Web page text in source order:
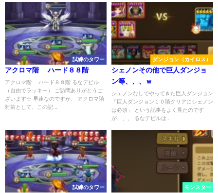
試練のタワー
アクロマ階 ハード８８階
アクロマ階 ハード８８階 るなデビル
（自由でラッキー） ご訪問ありがとうご
ざいます☆ 早速なのですが、 アクロマ階
対策として、この記...
ダンジョン（カイロス）
シェノンその他で巨人ダンジョ
ン等、、、ｗ
シェノンなしでやってきた巨人ダンジョン
「巨人ダンジョン１０階クリアにシェノン
は必須」 という記事をよく見たのです
が、、、 るなデビルは...
試練のタワー モンスター